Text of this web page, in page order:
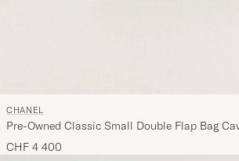
CHANEL
Pre-Owned Classic Small Double Flap Bag
CHF 4 400